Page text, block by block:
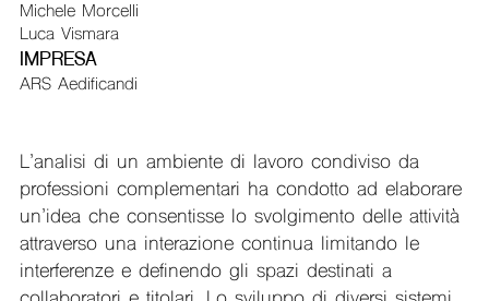
Michele Morcelli
Luca Vismara
IMPRESA
ARS Aedificandi
L’analisi di un ambiente di lavoro condiviso da
professioni complementari ha condotto ad elaborare
un’idea che consentisse lo svolgimento delle attività
attraverso una interazione continua limitando le
interferenze e definendo gli spazi destinati a